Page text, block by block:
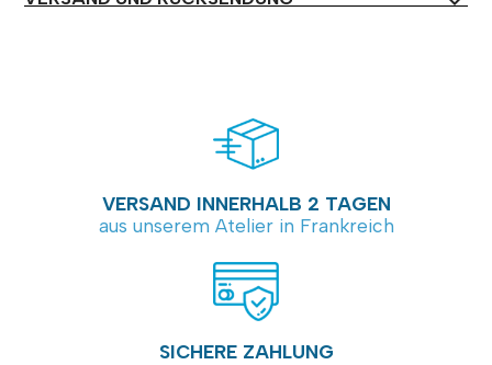
VERSAND INNERHALB 2 TAGEN
aus unserem Atelier in Frankreich
SICHERE ZAHLUNG